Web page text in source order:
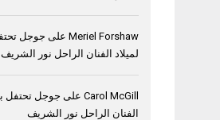
Meriel Forshaw على
لميلاد الفنان الراحل نور الشريف
Carol McGill على
الفنان الراحل نور الشريف